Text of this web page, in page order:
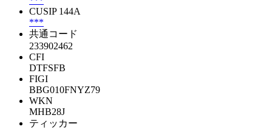
CUSIP 144A
***
共通コード
233902462
CFI
DTFSFB
FIGI
BBG010FNYZ79
WKN
MHB28J
ティッカー